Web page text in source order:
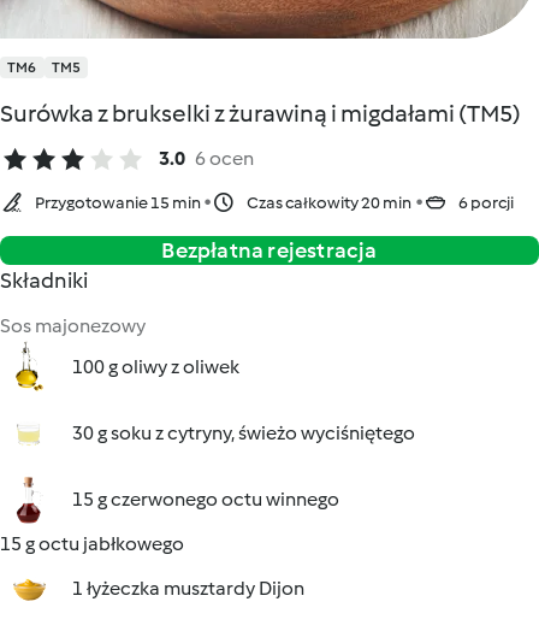
TM6 TM5
Surówka z brukselki z żurawiną i migdałami (TM5)
3.0 6 ocen
Przygotowanie 15 min Czas całkowity 20 min 6 porcji
Bezpłatna rejestracja
Składniki
Sos majonezowy
100 g oliwy z oliwek
30 g soku z cytryny, świeżo wyciśniętego
15 g czerwonego octu winnego
15 g octu jabłkowego
1 łyżeczka musztardy Dijon